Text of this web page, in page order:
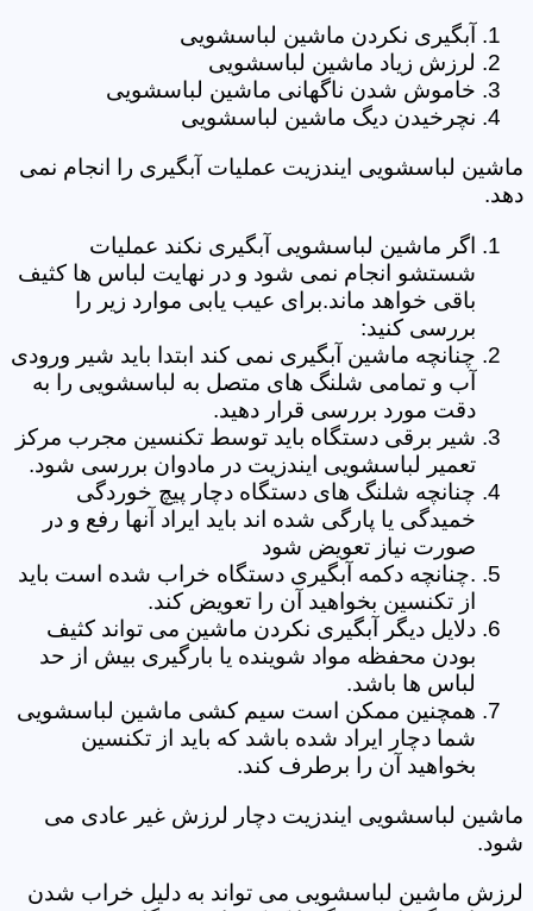
آبگیری نکردن ماشین لباسشویی
لرزش زیاد ماشین لباسشویی
خاموش شدن ناگهانی ماشین لباسشویی
نچرخیدن دیگ ماشین لباسشویی
ماشین لباسشویی ایندزیت عملیات آبگیری را انجام نمی
دهد.
اگر ماشین لباسشویی آبگیری نکند عملیات
شستشو انجام نمی شود و در نهایت لباس ها کثیف
باقی خواهد ماند.برای عیب یابی موارد زیر را
بررسی کنید:
چنانچه ماشین آبگیری نمی کند ابتدا باید شیر ورودی
آب و تمامی شلنگ های متصل به لباسشویی را به
دقت مورد بررسی قرار دهید.
شیر برقی دستگاه باید توسط تکنسین مجرب مرکز
تعمیر لباسشویی ایندزیت در مادوان بررسی شود.
چنانچه شلنگ های دستگاه دچار پیچ خوردگی
خمیدگی یا پارگی شده اند باید ایراد آنها رفع و در
صورت نیاز تعویض شود
.چنانچه دکمه آبگیری دستگاه خراب شده است باید
از تکنسین بخواهید آن را تعویض کند.
دلایل دیگر آبگیری نکردن ماشین می تواند کثیف
بودن محفظه مواد شوینده یا بارگیری بیش از حد
لباس ها باشد.
همچنین ممکن است سیم کشی ماشین لباسشویی
شما دچار ایراد شده باشد که باید از تکنسین
بخواهید آن را برطرف کند.
ماشین لباسشویی ایندزیت دچار لرزش غیر عادی می
شود.
لرزش ماشین لباسشویی می تواند به دلیل خراب شدن